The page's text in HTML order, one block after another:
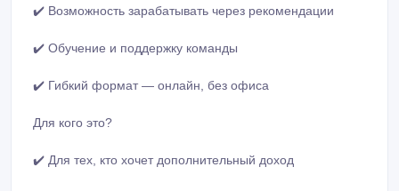
✔️ Возможность зарабатывать через рекомендации
✔️ Обучение и поддержку команды
✔️ Гибкий формат — онлайн, без офиса
Для кого это?
✔️ Для тех, кто хочет дополнительный доход